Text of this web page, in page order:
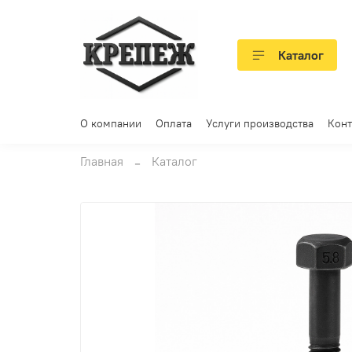
Каталог
О компании Оплата Услуги производства
Главная Каталог